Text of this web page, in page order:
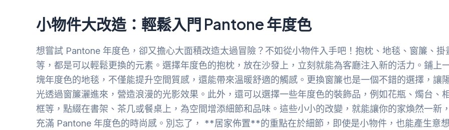
小物件大改造：輕鬆入門 Pantone 年度色
想嘗試 Pantone 年度色，卻又擔心大面積改造太過冒險？不如從小物件入手吧！抱枕、地毯、窗簾、掛
等，都是可以輕鬆更換的元素。選擇年度色的抱枕，放在沙發上，立刻就能為客廳注入新的活力。鋪上
塊年度色的地毯，不僅能提升空間質感，還能帶來溫暖舒適的觸感。更換窗簾也是一個不錯的選擇，讓
光透過窗簾灑進來，營造浪漫的光影效果。此外，還可以選擇一些年度色的裝飾品，例如花瓶、燭台、
框等，點綴在書架、茶几或餐桌上，為空間增添細節和品味。這些小小的改變，就能讓你的家煥然一新，
充滿 Pantone 年度色的時尚感。別忘了， **居家佈置**的重點在於細節，即使是小物件，也能產生意想